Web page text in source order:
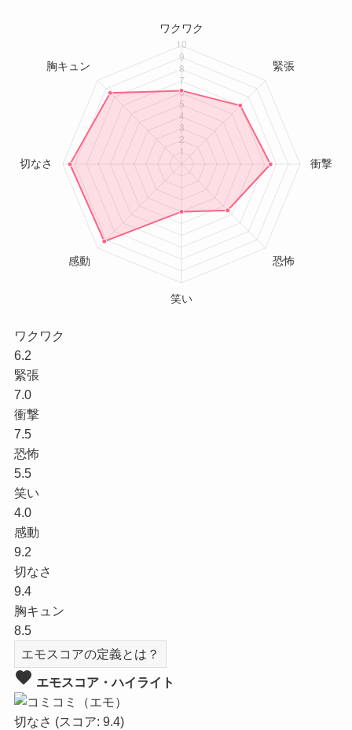
ワクワク
6.2
緊張
7.0
衝撃
7.5
恐怖
5.5
笑い
4.0
感動
9.2
切なさ
9.4
胸キュン
8.5
エモスコアの定義とは？
favorite エモスコア・ハイライト
切なさ (スコア: 9.4)